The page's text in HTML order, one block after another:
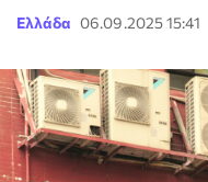
Ελλάδα 06.09.2025 15:41